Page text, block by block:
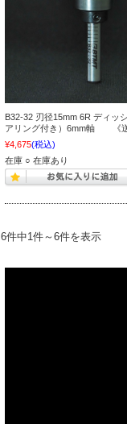
B32-32 刃径15mm 6R ディッ
アリング付き）6mm軸 《送
¥4,675(税込)
在庫 ○ 在庫あり
6件中1件～6件を表示